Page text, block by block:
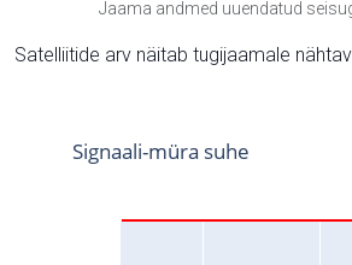
Jaama andmed uuendatud
Satelliitide arv näitab tugijaamale